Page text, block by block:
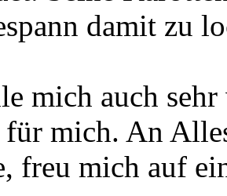
damit zu
mich auch
mich. An
freu mich auf